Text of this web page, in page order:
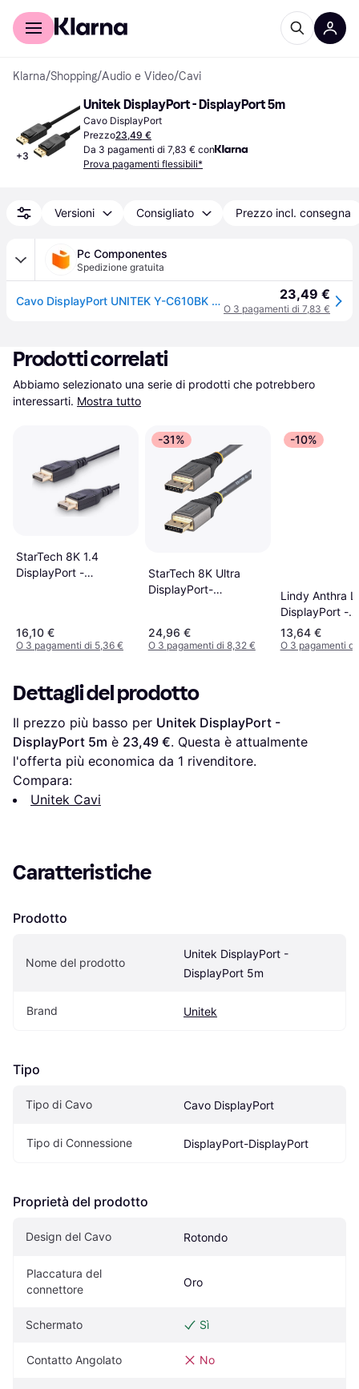
Per il tuo shopping
Klarna/Shopping/Audio e Video/Cavi
+3
Unitek DisplayPort - DisplayPort 5m
Cavo DisplayPort
Prezzo23,49 €
Da 3 pagamenti di 7,83 € con
Prova pagamenti flessibili*
Versioni Consigliato Prezzo incl. consegna
Pc Componentes
Spedizione gratuita
Cavo DisplayPort UNITEK Y-C610BK 5m Connettori Maschio Placcati Oro 23,49 €
O 3 pagamenti di 7,83 €
Prodotti correlati
Abbiamo selezionato una serie di prodotti che potrebbero
interessarti. Mostra tutto
StarTech 8K 1.4
DisplayPort -
16,10 €
O 3 pagamenti di 5,36 €
-31%
StarTech 8K Ultra
DisplayPort-
24,96 €
O 3 pagamenti di 8,32 €
-10%
Lindy Anthra
DisplayPort -
DisplayPort
13,64 €
O 3 pagamenti
Dettagli del prodotto
Il prezzo più basso per Unitek DisplayPort -
DisplayPort 5m è 23,49 €. Questa è attualmente
l'offerta più economica da 1 rivenditore.
Compara:
Unitek Cavi
Caratteristiche
Prodotto
Nome del prodotto
Unitek DisplayPort -
DisplayPort 5m
Brand Unitek
Tipo
Tipo di Cavo Cavo DisplayPort
Tipo di Connessione DisplayPort-DisplayPort
Proprietà del prodotto
Design del Cavo Rotondo
Placcatura del
connettore
Oro
Schermato Sì
Contatto Angolato No